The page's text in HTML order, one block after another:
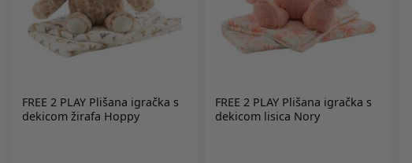
FREE 2 PLAY Plišana igračka s
dekicom žirafa Hoppy
FREE 2 PLAY Plišana igračka s
dekicom lisica Nory